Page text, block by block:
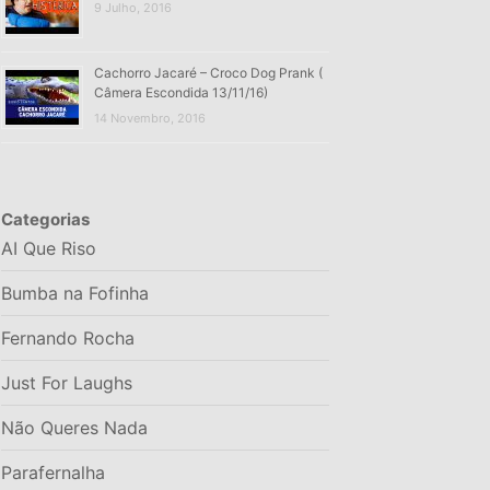
9 Julho, 2016
Cachorro Jacaré – Croco Dog Prank (
Câmera Escondida 13/11/16)
14 Novembro, 2016
Categorias
AI Que Riso
Bumba na Fofinha
Fernando Rocha
Just For Laughs
Não Queres Nada
Parafernalha